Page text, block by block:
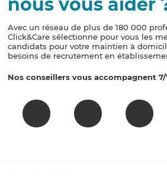
nous vous aider
Avec un réseau de plus de 180 000
Click&Care sélectionne pour vous les
candidats pour votre maintien à
besoins de recrutement en
Nos conseillers vous accompagnent 7/